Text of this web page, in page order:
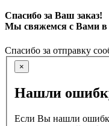
Спасибо за Ваш заказ!
Мы свяжемся с Вами в
Спасибо за отправку
×
Нашли
Если Вы нашли